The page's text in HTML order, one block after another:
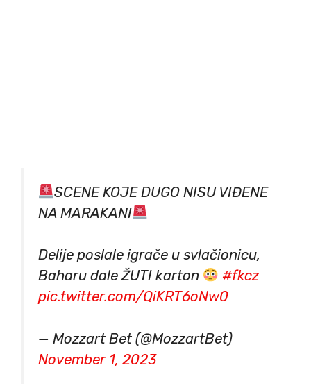
SCENE KOJE DUGO NISU VIĐENE
NA MARAKANI
Delije poslale igrače u svlačionicu,
Baharu dale ŽUTI karton
#fkcz
pic.twitter.com/QiKRT6oNw0
— Mozzart Bet (@MozzartBet)
November 1, 2023